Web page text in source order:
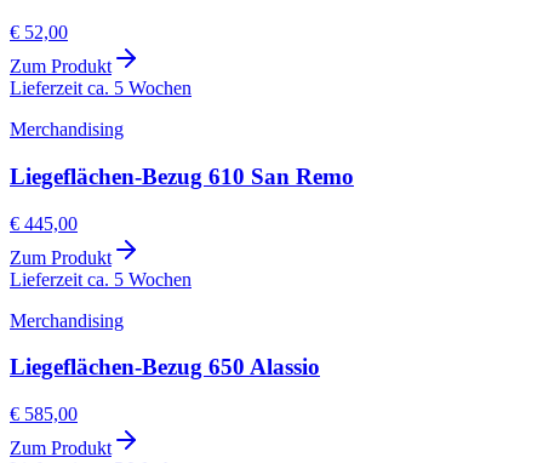
€ 52,00
Zum Produkt
Lieferzeit ca. 5 Wochen
Merchandising
Liegeflächen-Bezug 610 San Remo
€ 445,00
Zum Produkt
Lieferzeit ca. 5 Wochen
Merchandising
Liegeflächen-Bezug 650 Alassio
€ 585,00
Zum Produkt